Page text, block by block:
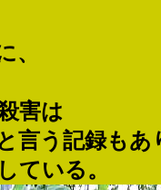
、
害は
言う記録もあ
ている。